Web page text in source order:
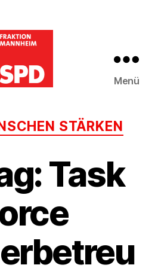
Mannheim
Menü
Kategorien
STÄRKEN
Task